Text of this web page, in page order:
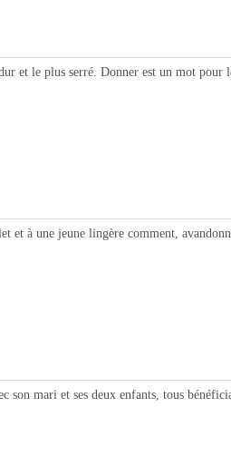
et le plus serré. Donner est un mot
à une jeune lingère comment,
mari et ses deux enfants, tous